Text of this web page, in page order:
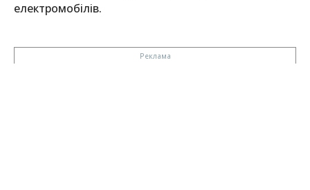
електромобілів.